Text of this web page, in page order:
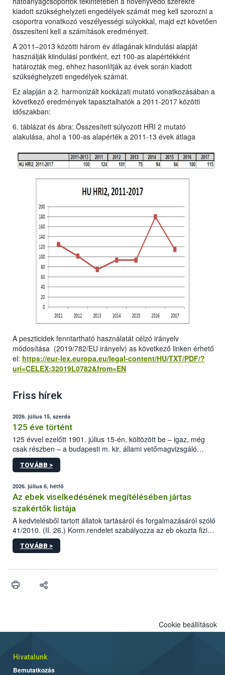
kiadott szükséghelyzeti engedélyek számát meg kell szorozni a
csoportra vonatkozó veszélyességi súlyokkal, majd ezt követően
összesíteni kell a számítások eredményeit.
A 2011–2013 közötti három év átlagának kiindulási alapját
használják kiindulási pontként, ezt 100-as alapértékként
határozták meg, ehhez hasonlítják az évek során kiadott
szükséghelyzeti engedélyek számát.
Ez alapján a 2. harmonizált kockázati mutató vonatkozásában a
következő eredmények tapasztalhatók a 2011-2017 közötti
időszakban:
6. táblázat és ábra: Összesített súlyozott HRI 2 mutató
alakulása, ahol a 100-as alapérték a 2011-13 évek átlaga
A peszticidek fenntartható használatát célzó irányelv
módosítása (2019/782/EU irányelv) as következő linken érhető
el: https://eur-lex.europa.eu/legal-content/HU/TXT/PDF/?
uri=CELEX:32019L0782&from=EN
Friss hírek
2026. július 15, szerda
125 éve történt
125 évvel ezelőtt 1901. július 15-én, költözött be – igaz, még
csak részben – a budapesti m. kir. állami vetőmagvizsgáló
állomás a Kis Rókus utca 15. szám alatti, Czigler Győző által
tervezett új épületébe.
TOVÁBB >
2026. július 6, hétfő
Az ebek viselkedésének megítélésében jártas
szakértők listája
A kedvtelésből tartott állatok tartásáról és forgalmazásáról szóló
41/2010. (II. 26.) Korm.rendelet szabályozza az eb okozta fizikai
sérülés, illetve ennek veszélye keletkezésekor felmerülő
hatósági feladatokat, valamint a veszélyes eb tartását és annak
vonni az ebek viselkedésének megítélésében jártas szakértőt.
TOVÁBB >
Cookie beállítások
Hivatalunk
Bemutatkozás